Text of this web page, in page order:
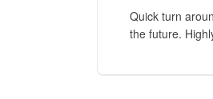
Quick turn
the future.